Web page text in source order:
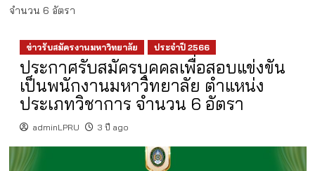
จำนวน 6 อัตรา
ข่าวรับสมัครงานมหาวิทยาลัย ประจำปี 2566
ประกาศรับสมัครบุคคลเพื่อสอบแข่งขัน
เป็นพนักงานมหาวิทยาลัย ตำแหน่ง
ประเภทวิชาการ จำนวน 6 อัตรา
adminLPRU 3 ปี ago